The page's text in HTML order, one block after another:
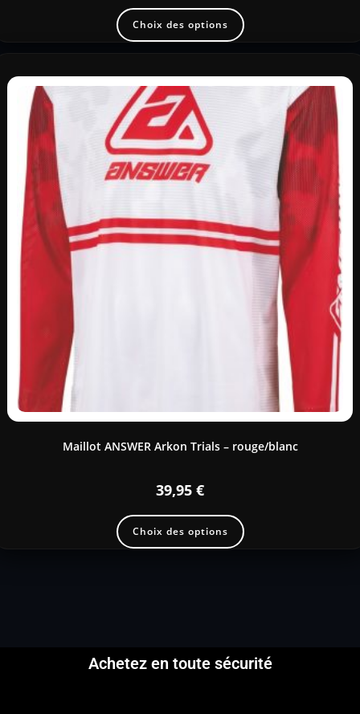
Choix des options
Maillot ANSWER Arkon Trials – rouge/blanc
39,95 €
Choix des options
Achetez en toute sécurité